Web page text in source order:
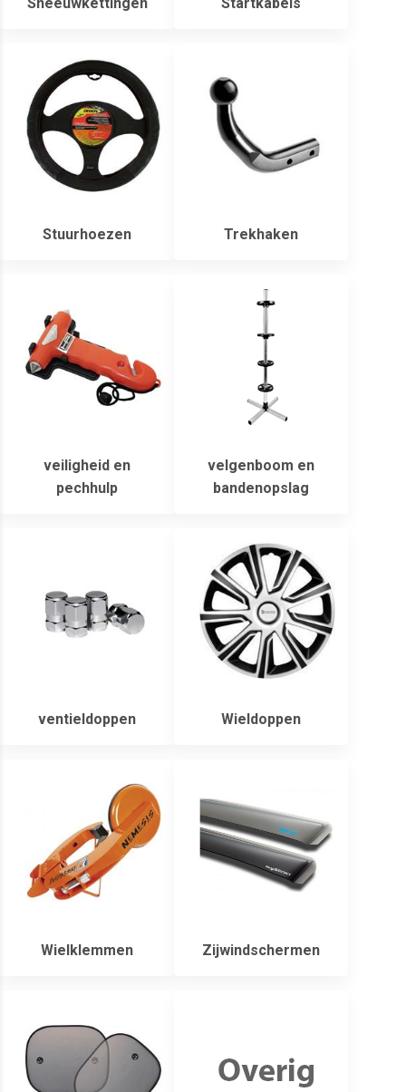
Stuurhoezen Trekhaken
veiligheid en
pechhulp
velgenboom en
bandenopslag
ventieldoppen Wieldoppen
Wielklemmen Zijwindschermen